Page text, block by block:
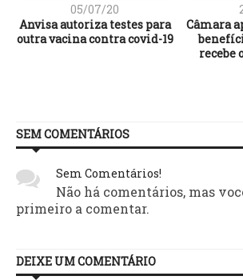
05/07/20
Anvisa autoriza testes para
outra vacina contra covid-19
Câmara
recebe
SEM COMENTÁRIOS
Sem Comentários!
Não há comentários, mas
primeiro a comentar.
DEIXE UM COMENTÁRIO